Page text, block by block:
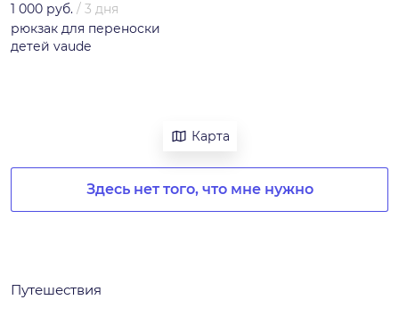
1 000 руб. / 3 дня
рюкзак для переноски
детей vaude
Карта
Здесь нет того, что мне нужно
Путешествия